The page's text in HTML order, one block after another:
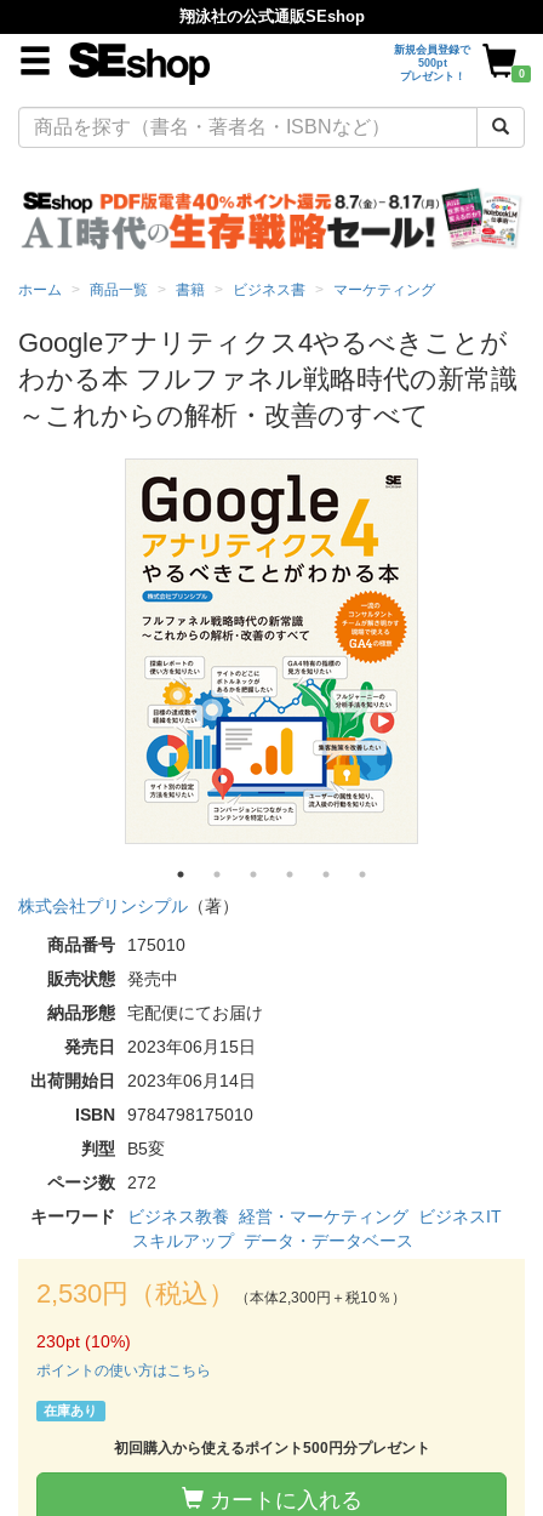
翔泳社の公式通販SEshop
新規会員登録で
500pt
プレゼント！
0
ホーム 商品一覧 書籍 ビジネス書 マーケティング
Googleアナリティクス4やるべきことが
わかる本 フルファネル戦略時代の新常識
～これからの解析・改善のすべて
株式会社プリンシプル （著）
商品番号
175010
販売状態
発売中
納品形態
宅配便にてお届け
発売日
2023年06月15日
出荷開始日
2023年06月14日
ISBN
9784798175010
判型
B5変
ページ数
272
キーワード
ビジネス教養 経営・マーケティング
ビジネスIT
スキルアップ データ・データベース
2,530円（税込） （本体2,300円＋税10％）
230pt (10%)
ポイントの使い方はこちら
在庫あり
初回購入から使えるポイント500円分プレゼント
カートに入れる